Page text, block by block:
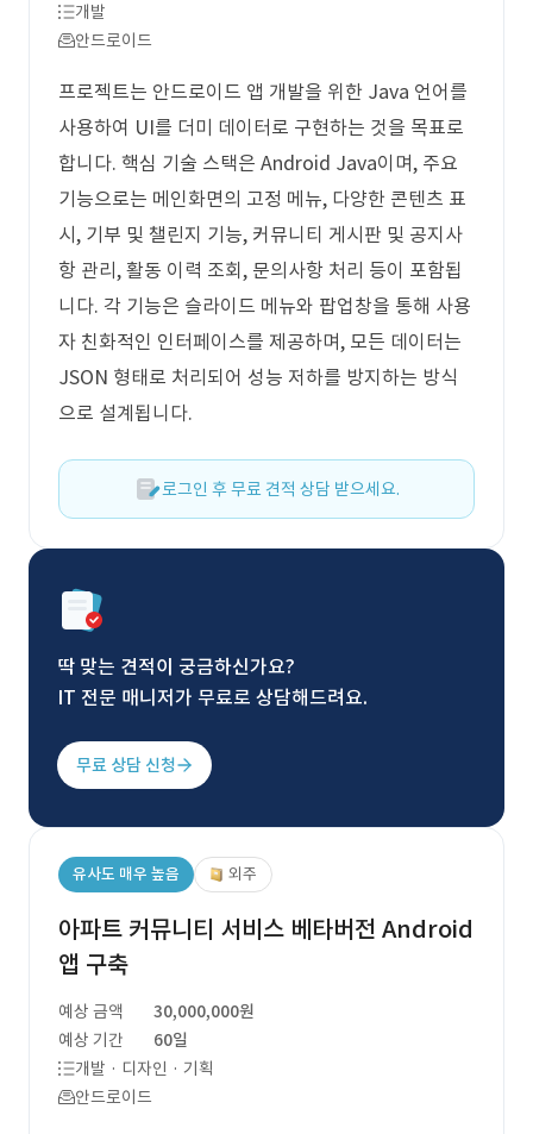
개발
안드로이드
프로젝트는 안드로이드 앱 개발을 위한 Java 언어를
사용하여 UI를 더미 데이터로 구현하는 것을 목표로
합니다. 핵심 기술 스택은 Android Java이며, 주요
기능으로는 메인화면의 고정 메뉴, 다양한 콘텐츠 표
시, 기부 및 챌린지 기능, 커뮤니티 게시판 및 공지사
항 관리, 활동 이력 조회, 문의사항 처리 등이 포함됩
니다. 각 기능은 슬라이드 메뉴와 팝업창을 통해 사용
자 친화적인 인터페이스를 제공하며, 모든 데이터는
JSON 형태로 처리되어 성능 저하를 방지하는 방식
으로 설계됩니다.
로그인 후 무료 견적 상담 받으세요.
딱 맞는 견적이 궁금하신가요?
IT 전문 매니저가 무료로 상담해드려요.
무료 상담 신청
유사도 매우 높음 외주
아파트 커뮤니티 서비스 베타버전 Android
앱 구축
예상 금액
30,000,000원
예상 기간
60일
개발 · 디자인 · 기획
안드로이드